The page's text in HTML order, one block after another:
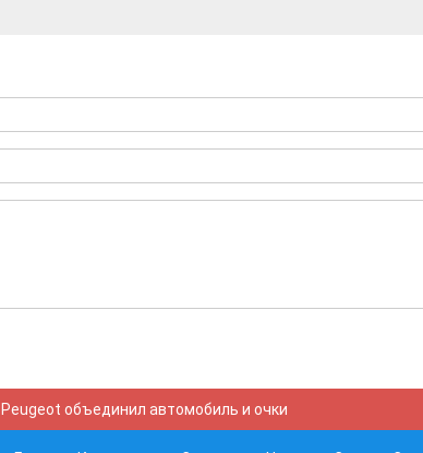
Peugeot объединил автомобиль и очки